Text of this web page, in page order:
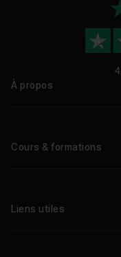
À propos
Cours & formations
Formations certifiantes
Liens utiles